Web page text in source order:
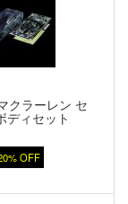
クラーレン セ
ディセット
OFF